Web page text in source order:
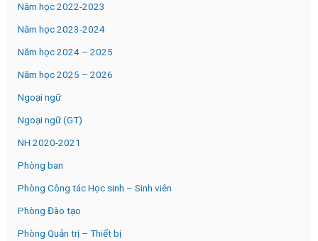
Năm học 2022-2023
Năm học 2023-2024
Năm học 2024 – 2025
Năm học 2025 – 2026
Ngoại ngữ
Ngoại ngữ (GT)
NH 2020-2021
Phòng ban
Phòng Công tác Học sinh – Sinh viên
Phòng Đào tạo
Phòng Quản trị – Thiết bị